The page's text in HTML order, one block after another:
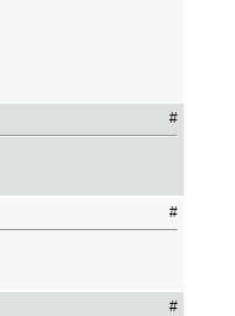
#
#
#